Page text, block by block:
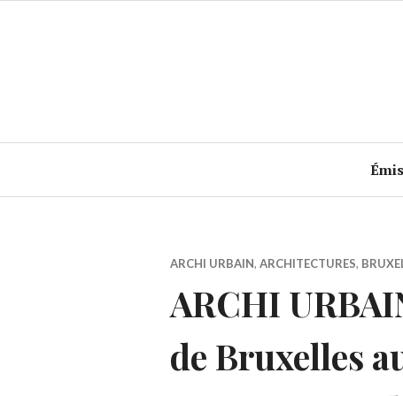
ARCHI URBAIN, ARCHITECTURES,
ARCHI
de Bruxelles